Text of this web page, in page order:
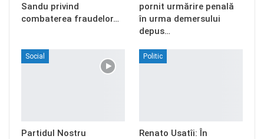
Sandu privind
combaterea fraudelor…
pornit urmărire penală
în urma demersului
depus…
Social
Partidul Nostru
Politic
Renato Usatîi: În